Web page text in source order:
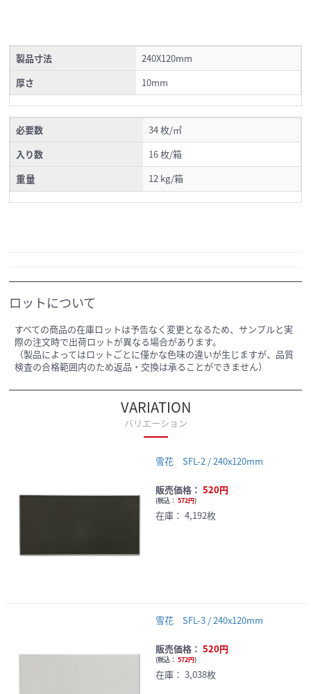
製品寸法
240X120mm
厚さ
10mm
必要数
34 枚/㎡
入り数
16 枚/箱
重量 12 kg/箱
ロットについて
すべての商品の在庫ロットは予告なく変更となるため、サンプルと実
際の注文時で出荷ロットが異なる場合があります。
（製品によってはロットごとに僅かな色味の違いが生じますが、品質
検査の合格範囲内のため返品・交換は承ることができません）
VARIATION
バリエーション
雪花 SFL-2 / 240x120mm
販売価格： 520円
(税込： 572円)
在庫： 4,192枚
雪花 SFL-3 / 240x120mm
販売価格： 520円
(税込： 572円)
在庫： 3,038枚